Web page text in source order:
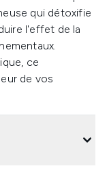
qui détoxifie
l'effet de la
ce
de vos